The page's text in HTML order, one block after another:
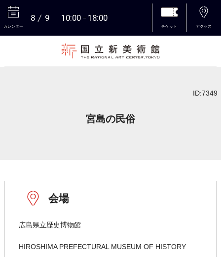
カレンダー
8 9 10:00 18:00
チケット アクセス
ID:7349
宮島の民俗
会場
広島県立歴史博物館
HIROSHIMA PREFECTURAL MUSEUM OF HISTORY